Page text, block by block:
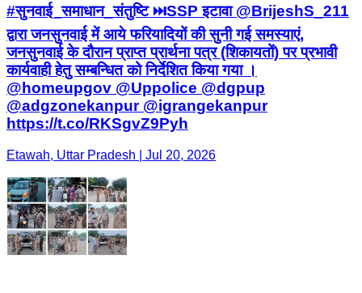
#सुनवाई_समाधान_संतुष्टि ⏭️SSP इटावा @BrijeshS_211
द्वारा जनसुनवाई में आये फरियादियों की सुनी गई समस्याएं,
जनसुनवाई के दौरान प्राप्त प्रार्थना पत्र (शिकायतों) पर प्रभावी
कार्यवाही हेतु सम्बन्धित को निर्देशित किया गया ।
@homeupgov @Uppolice @dgpup
@adgzonekanpur @igrangekanpur
https://t.co/RKSgvZ9Pyh
Etawah, Uttar Pradesh | Jul 20, 2026